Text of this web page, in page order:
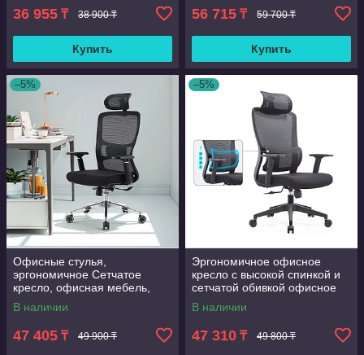
36 955 ₸ 38 900 ₸
Купить
56 715 ₸ 59 700 ₸
Купить
–5%
Офисные стулья,
эргономичное Сетчатое
кресло, офисная мебель,
компьютерное кресло
В наличии
47 405 ₸ 49 900 ₸
–5%
Эргономичное офисное
кресло с высокой спинкой и
сетчатой обивкой офисное
кресло с регулируемой
поясничной поддержкой д
В наличии
47 310 ₸ 49 800 ₸